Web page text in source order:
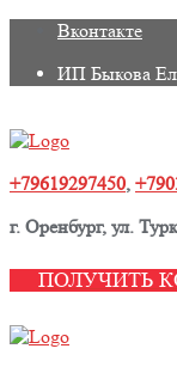
content
Вконтакте
ИП Быкова
+79619297450,
г. Оренбург, ул.
ПОЛУЧИТЬ